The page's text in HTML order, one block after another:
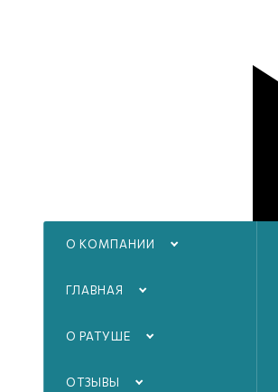
О КОМПАНИИ
ГЛАВНАЯ
О РАТУШЕ
ОТЗЫВЫ